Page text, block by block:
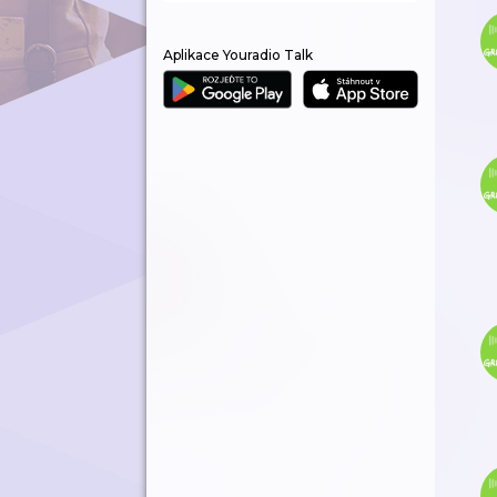
Aplikace Youradio Talk